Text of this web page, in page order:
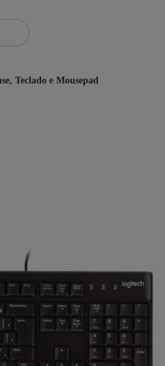
Teclado e Mousepad